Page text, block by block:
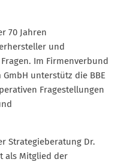
70 Jahren
und
Im Firmenverbund
unterstütz die BBE
Fragestellungen
Strategieberatung Dr.
als Mitglied der